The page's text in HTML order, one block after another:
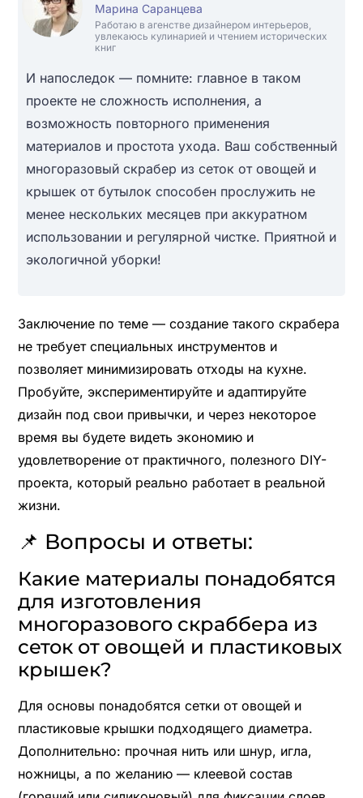
Марина Саранцева
Работаю в агенстве дизайнером интерьеров,
увлекаюсь кулинарией и чтением исторических
книг
И напоследок — помните: главное в таком
проекте не сложность исполнения, а
возможность повторного применения
материалов и простота ухода. Ваш собственный
многоразовый скрабер из сеток от овощей и
крышек от бутылок способен прослужить не
менее нескольких месяцев при аккуратном
использовании и регулярной чистке. Приятной и
экологичной уборки!
Заключение по теме — создание такого скрабера
не требует специальных инструментов и
позволяет минимизировать отходы на кухне.
Пробуйте, экспериментируйте и адаптируйте
дизайн под свои привычки, и через некоторое
время вы будете видеть экономию и
удовлетворение от практичного, полезного DIY-
проекта, который реально работает в реальной
жизни.
📌 Вопросы и ответы:
Какие материалы понадобятся
для изготовления
многоразового скраббера из
сеток от овощей и пластиковых
крышек?
Для основы понадобятся сетки от овощей и
пластиковые крышки подходящего диаметра.
Дополнительно: прочная нить или шнур, игла,
ножницы, а по желанию — клеевой состав